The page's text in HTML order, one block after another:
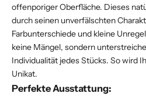
offenporiger Oberfläche. Dieses
durch seinen unverfälschten
Farbunterschiede und kleine
keine Mängel, sondern
Individualität jedes Stücks. So wird
Unikat.
Perfekte Ausstattung: